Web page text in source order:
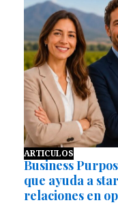
ARTICULOS
Business
que ayuda a
relaciones en